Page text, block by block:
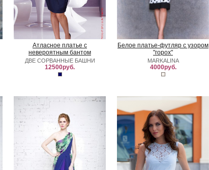
Атласное платье с
невероятным бантом
ДВЕ СОРВАННЫЕ БАШНИ
12500руб.
Белое платье-футляр с узором
"горох"
MARKALINA
4000руб.